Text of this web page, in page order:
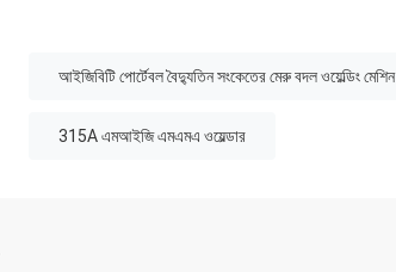
আইজিবিটি পোর্টেবল বৈদ্যুতিন সংকেতের মেরু বদল ওয়েল্ডিং মেশিন
315A এমআইজি এমএমএ ওয়েল্ডার